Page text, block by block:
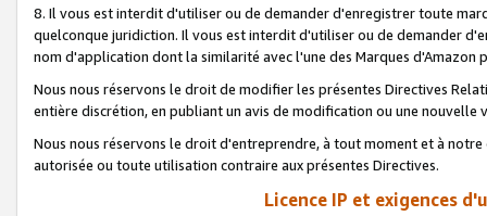
8. Il vous est interdit d'utiliser ou de demander d'enregistrer toute
quelconque juridiction. Il vous est interdit d'utiliser ou de demander
nom d'application dont la similarité avec l'une des Marques
Nous nous réservons le droit de modifier les présentes Directives
entière discrétion, en publiant un avis de modification ou une nouvelle
Nous nous réservons le droit d'entreprendre, à tout moment et à
autorisée ou toute utilisation contraire aux présentes Directives.
Licence IP et exigences